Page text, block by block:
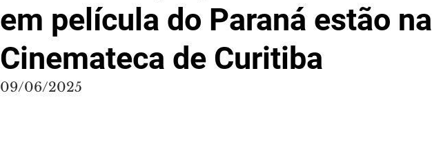
em película do Paraná estão na
Cinemateca de Curitiba
09/06/2025